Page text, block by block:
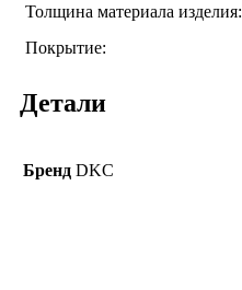
Толщина материала изделия:
Покрытие:
Детали
Бренд DKC